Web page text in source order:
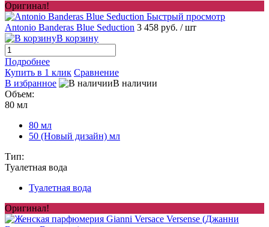
Оригинал!
Быстрый просмотр
Antonio Banderas Blue Seduction 3 458 руб. / шт
В корзину
Подробнее
Купить в 1 клик Сравнение
В избранное
В наличии
Объем:
80 мл
80 мл
50 (Новый дизайн) мл
Тип:
Туалетная вода
Туалетная вода
Оригинал!